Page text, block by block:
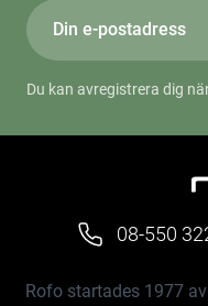
Du kan avregistrera dig
08-550
Rofo startades 1977